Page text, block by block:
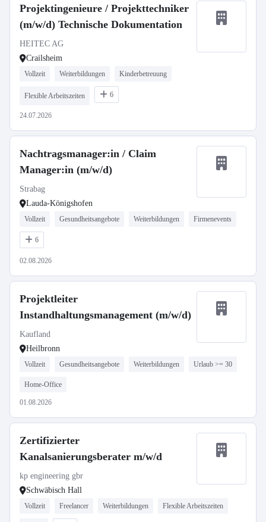
Projektingenieure / Projekttechniker
(m/w/d) Technische Dokumentation
HEITEC AG
Crailsheim
Vollzeit Weiterbildungen Kinderbetreuung
Flexible Arbeitszeiten 6
24.07.2026
Nachtragsmanager:in / Claim
Manager:in (m/w/d)
Strabag
Lauda-Königshofen
Vollzeit Gesundheitsangebote Weiterbildungen Firmenevents
6
02.08.2026
Projektleiter
Instandhaltungsmanagement (m/w/d)
Kaufland
Heilbronn
Vollzeit Gesundheitsangebote Weiterbildungen Urlaub >= 30
Home-Office
01.08.2026
Zertifizierter
Kanalsanierungsberater m/w/d
kp engineering gbr
Schwäbisch Hall
Vollzeit Freelancer Weiterbildungen Flexible Arbeitszeiten